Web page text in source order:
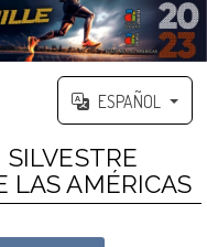
ESPAÑOL
LAS AMÉRICAS